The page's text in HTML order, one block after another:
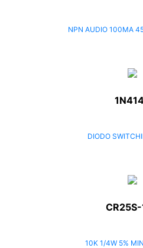
NPN AUDIO 100MA
DIODO
10K 1/4W 5%